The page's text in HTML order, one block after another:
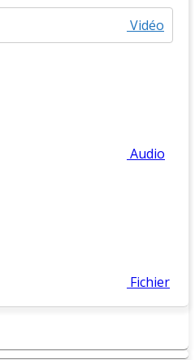
Vidéo
Audio
Fichier